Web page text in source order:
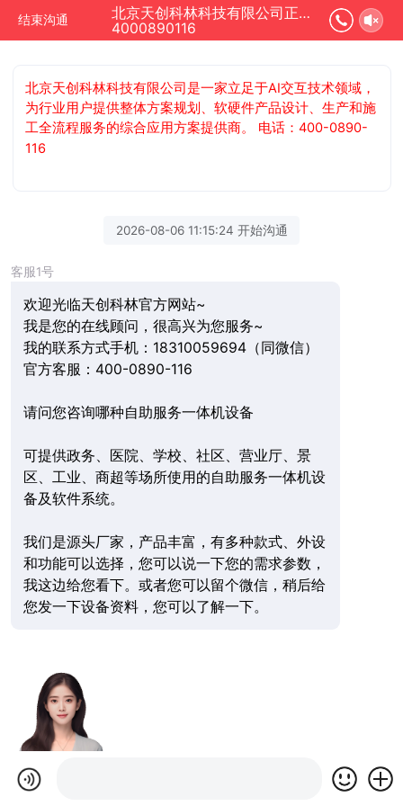
结束沟通
北京天创科林科技有限公司正在为您服务
4000890116
北京天创科林科技有限公司是一家立足于AI交互技术领域，
为行业用户提供整体方案规划、软硬件产品设计、生产和施
工全流程服务的综合应用方案提供商。 电话：400-0890-
116
2026-08-06 11:15:24 开始沟通
客服1号
欢迎光临天创科林官方网站~
我是您的在线顾问，很高兴为您服务~
我的联系方式手机：18310059694（同微信）
官方客服：400-0890-116
请问您咨询哪种自助服务一体机设备
可提供政务、医院、学校、社区、营业厅、景
区、工业、商超等场所使用的自助服务一体机设
备及软件系统。
我们是源头厂家，产品丰富，有多种款式、外设
和功能可以选择，您可以说一下您的需求参数，
我这边给您看下。或者您可以留个微信，稍后给
您发一下设备资料，您可以了解一下。